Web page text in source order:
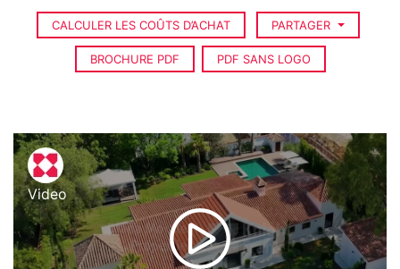
CALCULER LES COÛTS D’ACHAT PARTAGER
BROCHURE PDF PDF SANS LOGO
Video